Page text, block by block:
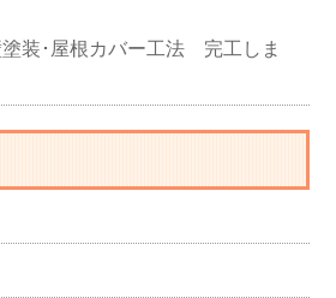
装･屋根カバー工法 完工しま